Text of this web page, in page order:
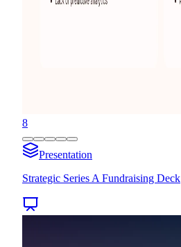
8
Presentation
Strategic Series A Fundraising Deck